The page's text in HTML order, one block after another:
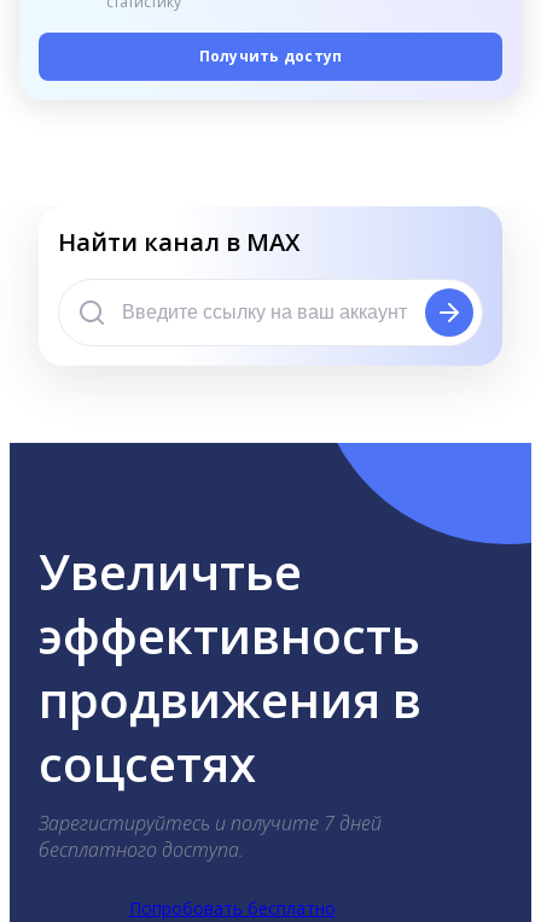
Получить доступ
Найти канал в MAX
Увеличтье
эффективность
продвижения в
соцсетях
Зарегистируйтесь и получите 7 дней
бесплатного доступа.
Попробовать бесплатно